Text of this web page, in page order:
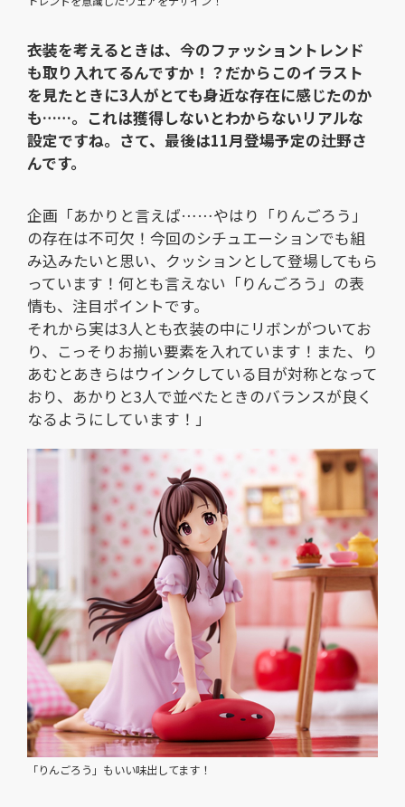
――衣装を考えるときは、今のファッショントレンド
も取り入れてるんですか！？だからこのイラスト
を見たときに3人がとても身近な存在に感じたのか
も……。これは獲得しないとわからないリアルな
設定ですね。さて、最後は11月登場予定の辻野さ
んです。
企画「あかりと言えば……やはり「りんごろう」
の存在は不可欠！今回のシチュエーションでも組
み込みたいと思い、クッションとして登場してもら
っています！何とも言えない「りんごろう」の表
情も、注目ポイントです。
それから実は3人とも衣装の中にリボンがついてお
り、こっそりお揃い要素を入れています！また、り
あむとあきらはウインクしている目が対称となって
おり、あかりと3人で並べたときのバランスが良く
なるようにしています！」
「りんごろう」もいい味出してます！